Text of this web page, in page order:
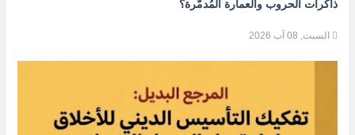
ذاكرات الحروب والعمارة المُدمَّرة؟
السبت, 08 آب 2026